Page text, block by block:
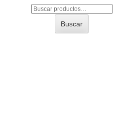
Buscar
Buscar